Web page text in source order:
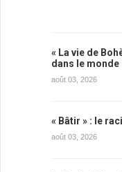
« La vie de
dans le monde
août 03, 2026
« Bâtir » : le
août 03, 2026